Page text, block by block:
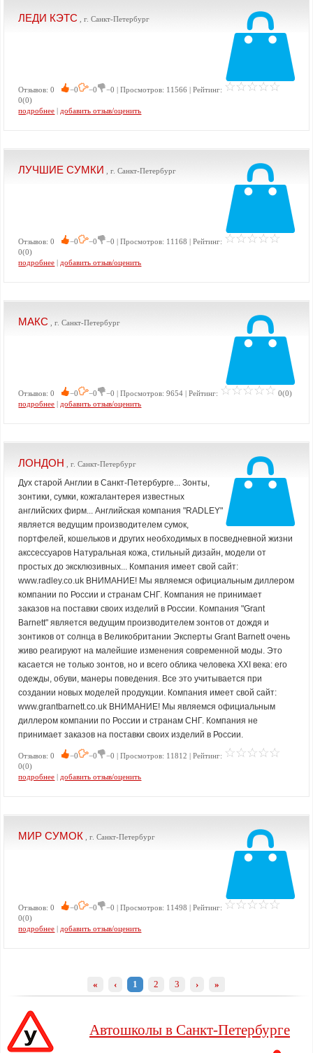
ЛЕДИ КЭТС , г. Санкт-Петербург
Отзывов: 0 −0 −0
−0 | Просмотров: 11566 | Рейтинг:
0(0)
подробнее | добавить отзыв/оценить
ЛУЧШИЕ СУМКИ , г. Санкт-Петербург
Отзывов: 0 −0 −0
−0 | Просмотров: 11168 | Рейтинг:
0(0)
подробнее | добавить отзыв/оценить
МАКС , г. Санкт-Петербург
Отзывов: 0 −0 −0 −0 | Просмотров: 9654 | Рейтинг:
0(0)
подробнее | добавить отзыв/оценить
ЛОНДОН , г. Санкт-Петербург
Дух старой Англии в Санкт-Петербурге... Зонты,
зонтики, сумки, кожгалантерея известных
английских фирм... Английская компания "RADLEY"
является ведущим производителем сумок,
портфелей, кошельков и других необходимых в посведневной жизни
акссессуаров Натуральная кожа, стильный дизайн, модели от
простых до эксклюзивных... Компания имеет свой сайт:
www.radley.co.uk ВНИМАНИЕ! Мы являемся официальным диллером
компании по России и странам СНГ. Компания не принимает
заказов на поставки своих изделий в России. Компания "Grant
Barnett" является ведущим производителем зонтов от дождя и
зонтиков от солнца в Великобритании Эксперты Grant Barnett очень
живо реагируют на малейшие изменения современной моды. Это
касается не только зонтов, но и всего облика человека XXI века: его
одежды, обуви, манеры поведения. Все это учитывается при
создании новых моделей продукции. Компания имеет свой сайт:
www.grantbarnett.co.uk ВНИМАНИЕ! Мы являемся официальным
диллером компании по России и странам СНГ. Компания не
принимает заказов на поставки своих изделий в России.
Отзывов: 0 −0 −0
−0 | Просмотров: 11812 | Рейтинг:
0(0)
подробнее | добавить отзыв/оценить
МИР СУМОК , г. Санкт-Петербург
Отзывов: 0 −0 −0
−0 | Просмотров: 11498 | Рейтинг:
0(0)
подробнее | добавить отзыв/оценить
« ‹ 1 2 3 › »
Автошколы в Санкт-Петербурге